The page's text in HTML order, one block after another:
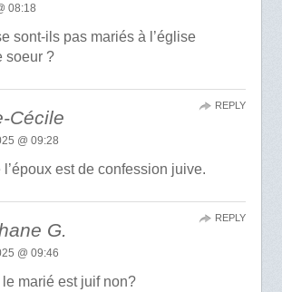
08:18
sont-ils pas mariés à l’église
soeur ?
Cécile
@ 09:28
l’époux est de confession juive.
REPLY
G.
@ 09:46
marié est juif non?
REPLY